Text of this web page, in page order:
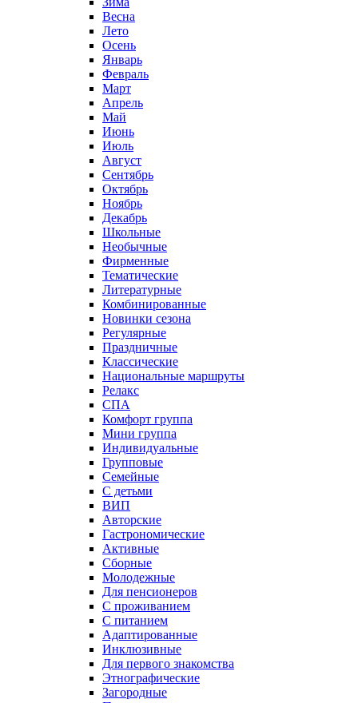
Весна
Лето
Осень
Январь
Февраль
Март
Апрель
Май
Июнь
Июль
Август
Сентябрь
Октябрь
Ноябрь
Декабрь
Школьные
Необычные
Фирменные
Тематические
Литературные
Комбинированные
Новинки сезона
Регулярные
Праздничные
Классические
Национальные маршруты
Релакс
СПА
Комфорт группа
Мини группа
Индивидуальные
Групповые
Семейные
С детьми
ВИП
Авторские
Гастрономические
Активные
Сборные
Молодежные
Для пенсионеров
С проживанием
С питанием
Адаптированные
Инклюзивные
Для первого знакомства
Этнографические
Загородные